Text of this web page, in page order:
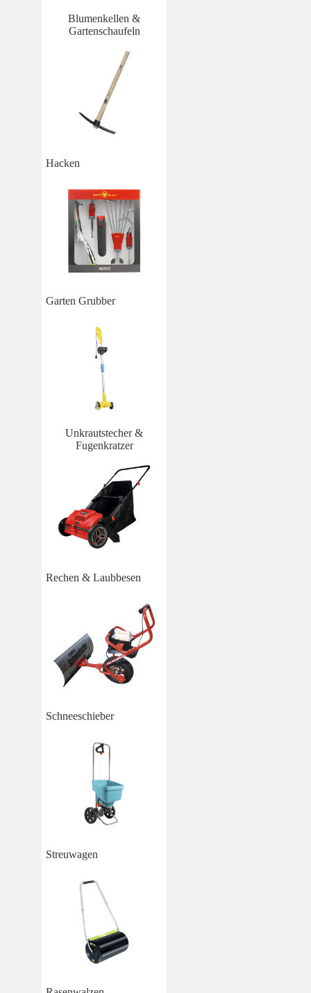
Blumenkellen &
Gartenschaufeln
Hacken
Garten Grubber
Unkrautstecher &
Fugenkratzer
Rechen & Laubbesen
Schneeschieber
Streuwagen